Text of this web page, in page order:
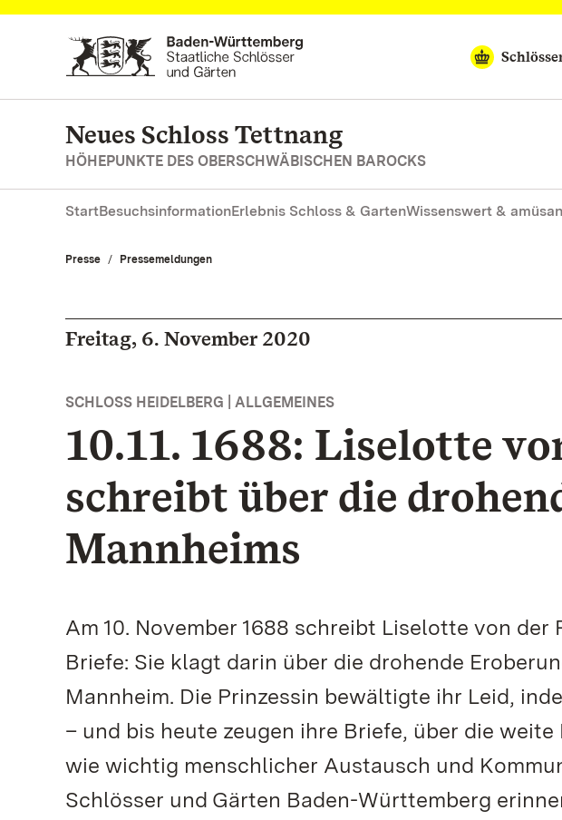
Zum Hauptinhalt springen
Neues Schloss Tettnang
HÖHEPUNKTE DES OBERSCHWÄBISCHEN BAROCKS
StartBesuchsinformationErlebnis Schloss & GartenWissenswert &
Presse Pressemeldungen
Freitag, 6. November 2020
SCHLOSS HEIDELBERG | ALLGEMEINES
10.11. 1688: Liselotte
schreibt über die
Mannheims
Am 10. November 1688 schreibt Liselotte von
Briefe: Sie klagt darin über die drohende
Mannheim. Die Prinzessin bewältigte ihr Leid,
– und bis heute zeugen ihre Briefe, über die
wie wichtig menschlicher Austausch und
Schlösser und Gärten Baden-Württemberg